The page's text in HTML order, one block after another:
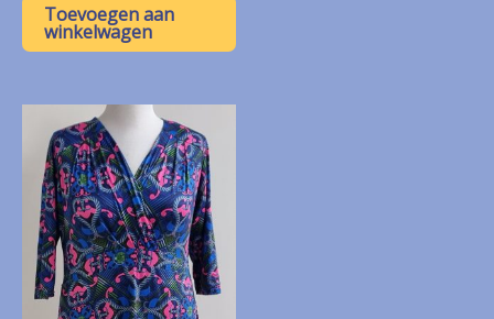
Toevoegen aan
winkelwagen